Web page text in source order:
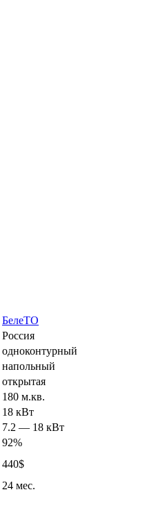
БелеТО
Россия
одноконтурный
напольный
открытая
180 м.кв.
18 кВт
7.2 — 18 кВт
92%
440$
24 мес.